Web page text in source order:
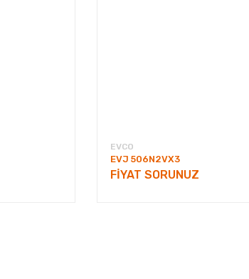
EVCO
EVJ 506N2VX3
FİYAT SORUNUZ